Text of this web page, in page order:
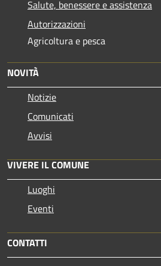
Salute, benessere e assistenza
Autorizzazioni
Agricoltura e pesca
NOVITÀ
Notizie
Comunicati
Avvisi
VIVERE IL COMUNE
Luoghi
Eventi
CONTATTI